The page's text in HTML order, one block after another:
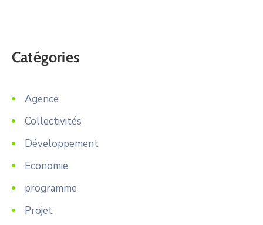
Catégories
Agence
Collectivités
Développement
Economie
programme
Projet